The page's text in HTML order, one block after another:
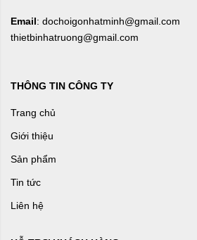
Email: dochoigonhatminh@gmail.com
thietbinhatruong@gmail.com
THÔNG TIN CÔNG TY
Trang chủ
Giới thiệu
Sản phẩm
Tin tức
Liên hệ